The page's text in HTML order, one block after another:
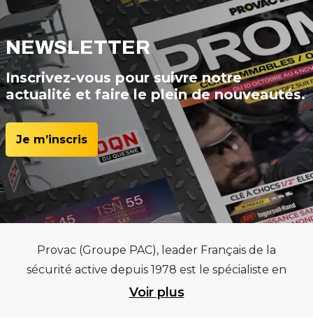
NEWSLETTER
Inscrivez-vous pour suivre notre
actualité et faire le plein de nouveautés.
Je m’inscris
Provac (Groupe PAC), leader Français de la
sécurité active depuis 1978 est le spécialiste en
équipements pour garages et centres
Voir plus